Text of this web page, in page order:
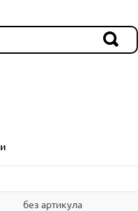
без артикула